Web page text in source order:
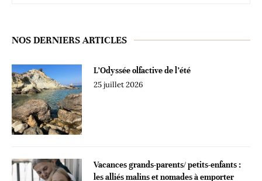
NOS DERNIERS ARTICLES
L’Odyssée olfactive de l’été
25 juillet 2026
Vacances grands-parents/ petits-enfants :
les alliés malins et nomades à emporter